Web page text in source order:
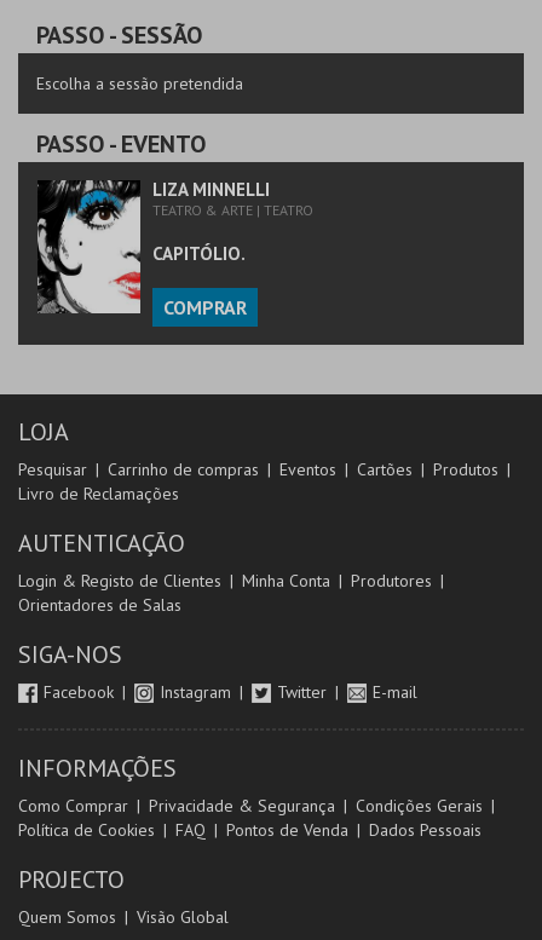
AQUISIÇÃO
MAIS INFO
COMPRAR
PASSO- SESSÃO
Escolha a sessão pretendida
PASSO- EVENTO
LIZA MINNELLI
TEATRO & ARTE | TEATRO
CAPITÓLIO.
COMPRAR
LOJA
Pesquisar Carrinho de compras Eventos Cartões
Produtos
Livro de Reclamações
AUTENTICAÇÃO
Login & Registo de Clientes Minha Conta
Produtores
Orientadores de Salas
SIGA-NOS
Facebook Instagram Twitter E-mail
INFORMAÇÕES
Como Comprar Privacidade & Segurança
Condições Gerais
Política de Cookies
FAQ Pontos de Venda Dados Pessoais
PROJECTO
Quem Somos Visão Global